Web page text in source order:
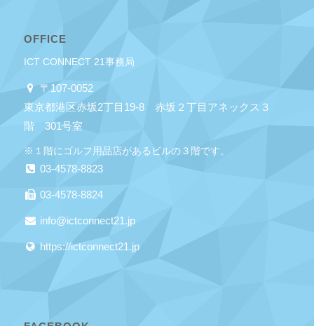
OFFICE
ICT CONNECT 21事務局
〒107-0052
東京都港区赤坂2丁目19-8 赤坂２丁目アネックス３
階 301号室
※１階にゴルフ用品店があるビルの３階です。
03-4578-8823
03-4578-8824
info@ictconnect21.jp
https://ictconnect21.jp